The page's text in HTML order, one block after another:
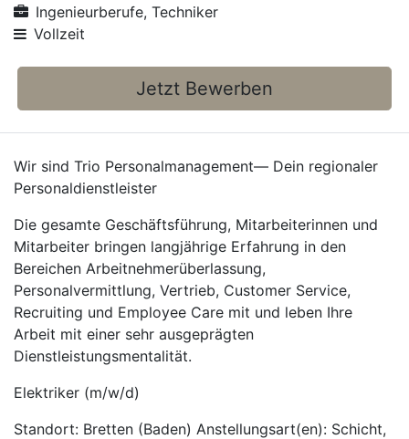
Ingenieurberufe, Techniker
Vollzeit
Jetzt Bewerben
Wir sind Trio Personalmanagement— Dein regionaler
Personaldienstleister
Die gesamte Geschäftsführung, Mitarbeiterinnen und
Mitarbeiter bringen langjährige Erfahrung in den
Bereichen Arbeitnehmerüberlassung,
Personalvermittlung, Vertrieb, Customer Service,
Recruiting und Employee Care mit und leben Ihre
Arbeit mit einer sehr ausgeprägten
Dienstleistungsmentalität.
Elektriker (m/w/d)
Standort: Bretten (Baden) Anstellungsart(en): Schicht,